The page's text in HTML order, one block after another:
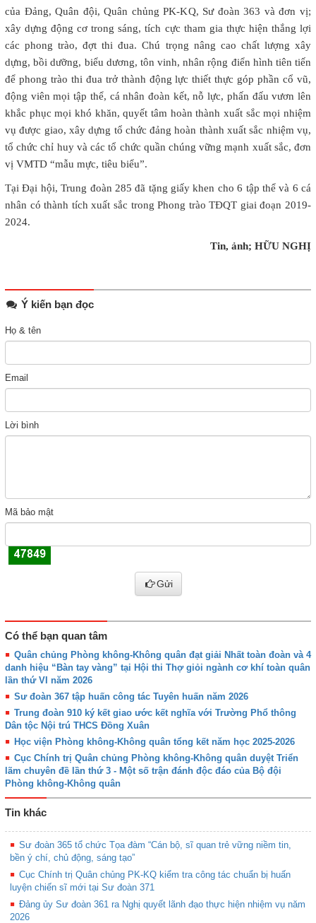
của Đảng, Quân đội, Quân chủng PK-KQ, Sư đoàn 363 và đơn vị;
xây dựng động cơ trong sáng, tích cực tham gia thực hiện thắng lợi
các phong trào, đợt thi đua. Chú trọng nâng cao chất lượng xây
dựng, bồi dưỡng, biểu dương, tôn vinh, nhân rộng điển hình tiên tiến
để phong trào thi đua trở thành động lực thiết thực góp phần cổ vũ,
động viên mọi tập thể, cá nhân đoàn kết, nỗ lực, phấn đấu vươn lên
khắc phục mọi khó khăn, quyết tâm hoàn thành xuất sắc mọi nhiệm
vụ được giao, xây dựng tổ chức đảng hoàn thành xuất sắc nhiệm vụ,
tổ chức chỉ huy và các tổ chức quần chúng vững mạnh xuất sắc, đơn
vị VMTD “mẫu mực, tiêu biểu”.
Tại Đại hội, Trung đoàn 285 đã tặng giấy khen cho 6 tập thể và 6 cá
nhân có thành tích xuất sắc trong Phong trào TĐQT giai đoạn 2019-
2024.
Tin, ảnh; HỮU NGHỊ
Ý kiến bạn đọc
Họ & tên
Email
Lời bình
Mã bảo mật
Gửi
Có thể bạn quan tâm
Quân chủng Phòng không-Không quân đạt giải Nhất toàn đoàn và 4
danh hiệu “Bàn tay vàng” tại Hội thi Thợ giỏi ngành cơ khí toàn quân
lần thứ VI năm 2026
Sư đoàn 367 tập huấn công tác Tuyên huấn năm 2026
Trung đoàn 910 ký kết giao ước kết nghĩa với Trường Phổ thông
Dân tộc Nội trú THCS Đồng Xuân
Học viện Phòng không-Không quân tổng kết năm học 2025-2026
Cục Chính trị Quân chủng Phòng không-Không quân duyệt Triển
lãm chuyên đề lần thứ 3 - Một số trận đánh độc đáo của Bộ đội
Phòng không-Không quân
Tin khác
Sư đoàn 365 tổ chức Tọa đàm “Cán bộ, sĩ quan trẻ vững niềm tin,
bền ý chí, chủ động, sáng tạo”
Cục Chính trị Quân chủng PK-KQ kiểm tra công tác chuẩn bị huấn
luyện chiến sĩ mới tại Sư đoàn 371
Đảng ủy Sư đoàn 361 ra Nghị quyết lãnh đạo thực hiện nhiệm vụ năm
2026